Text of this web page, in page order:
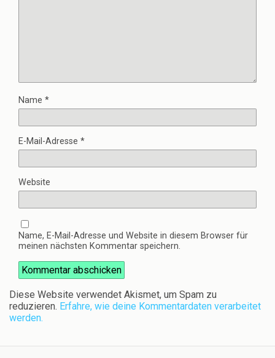
Name *
E-Mail-Adresse *
Website
Name, E-Mail-Adresse und Website in diesem Browser für
meinen nächsten Kommentar speichern.
Diese Website verwendet Akismet, um Spam zu
reduzieren. Erfahre, wie deine Kommentardaten verarbeitet
werden.